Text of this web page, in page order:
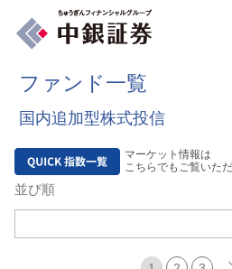
ファンド一覧
国内追加型株式投信
マーケット情報は
こちらでもご覧いた
並び順